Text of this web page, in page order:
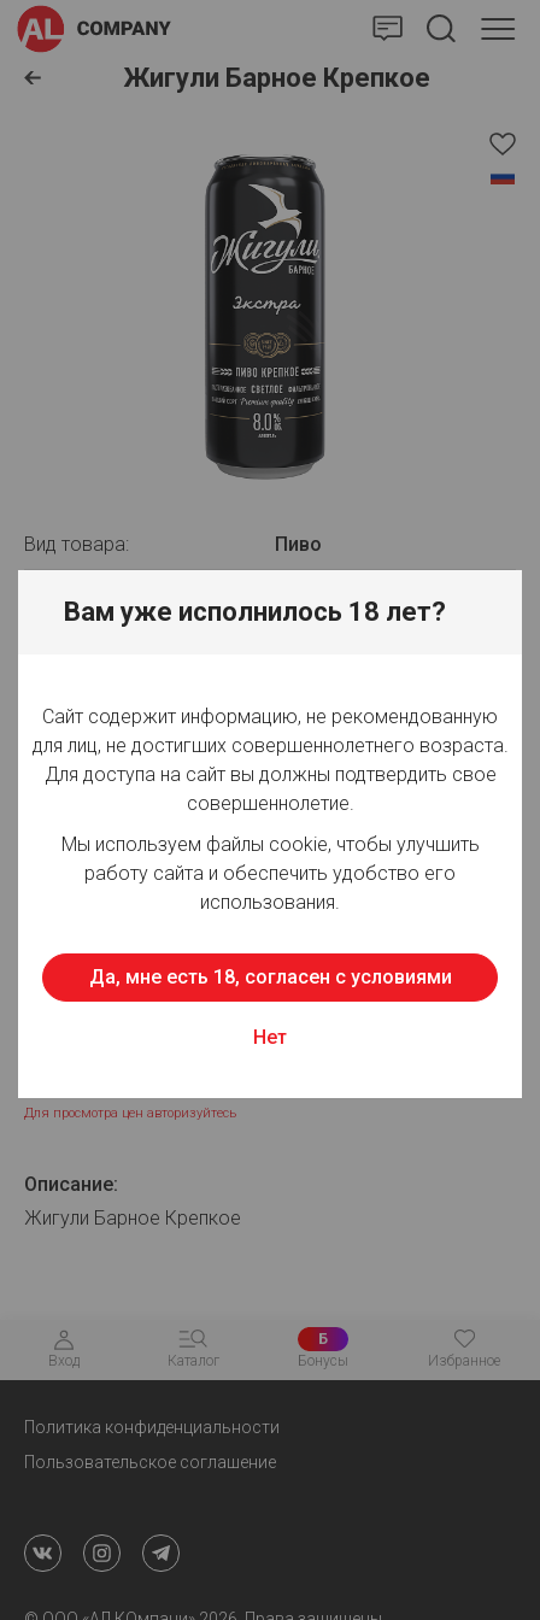
Жигули Барное Крепкое
Вид товара: Пиво
Пивоваренная Компания"
Вид упаковки: ж/б
Крепость: 8%
Фильтрация: Фильтрованное
Срок годности: 365 суток
Для просмотра цен авторизуйтесь
Описание:
Жигули Барное Крепкое
Вход Каталог
Б
Бонусы
Избранное
Политика конфиденциальности
Пользовательское соглашение
Вам уже исполнилось 18 лет?
Сайт содержит информацию, не рекомендованную
для лиц, не достигших совершеннолетнего возраста.
Для доступа на сайт вы должны подтвердить свое
совершеннолетие.
Мы используем файлы cookie, чтобы улучшить
работу сайта и обеспечить удобство его
использования.
Да, мне есть 18, согласен с условиями
Нет